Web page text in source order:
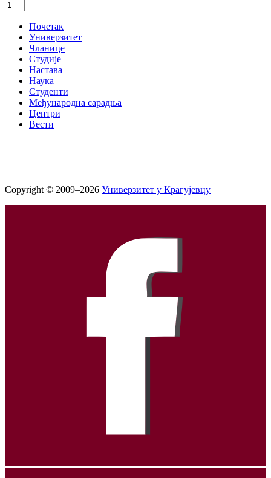
Почетак
Универзитет
Чланице
Студије
Настава
Наука
Студенти
Међународна сарадња
Центри
Вести
Copyright © 2009–2026 Универзитет у Крагујевцу